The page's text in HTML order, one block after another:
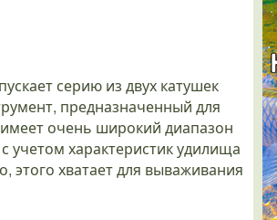
серию из двух катушек
предназначенный для
очень широкий диапазон
учетом характеристик удилища
этого хватает для вываживания